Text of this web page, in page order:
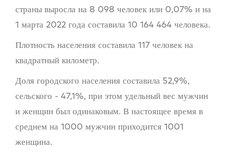
страны выросла на 8 098 человек или 0,07% и на
1 марта 2022 года составила 10 164 464 человека.
Плотность населения составила 117 человек на
квадратный километр.
Доля городского населения составила 52,9%,
сельского - 47,1%, при этом удельный вес мужчин
и женщин был одинаковым. В настоящее время в
среднем на 1000 мужчин приходится 1001
женщина.